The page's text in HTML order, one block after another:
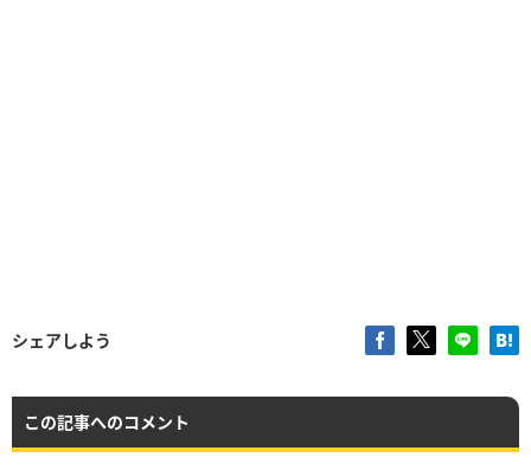
シェアしよう
この記事へのコメント